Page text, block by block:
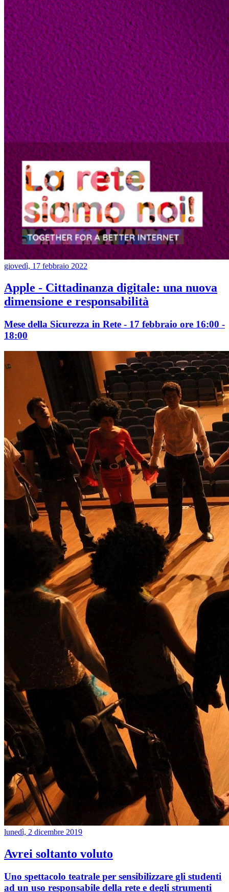
giovedì, 17 febbraio 2022
Apple - Cittadinanza digitale: una nuova
dimensione e responsabilità
Mese della Sicurezza in Rete - 17 febbraio ore 16:00 -
18:00
lunedì, 2 dicembre 2019
Avrei soltanto voluto
Uno spettacolo teatrale per sensibilizzare gli studenti
ad un uso responsabile della rete e degli strumenti